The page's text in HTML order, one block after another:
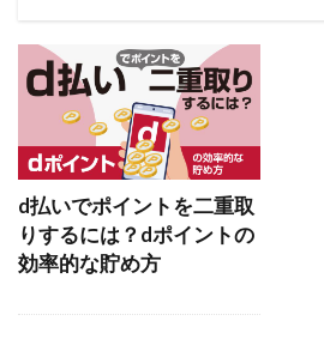
d払いでポイントを二重取
りするには？dポイントの
効率的な貯め方